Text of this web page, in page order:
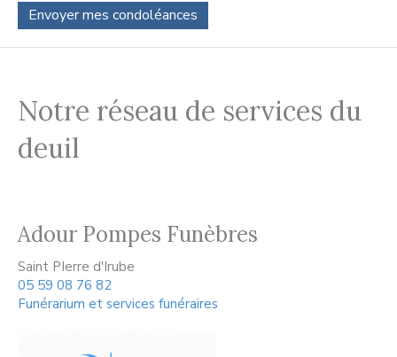
Notre réseau de services du
deuil
Adour Pompes Funèbres
Saint PIerre d'Irube
05 59 08 76 82
Funérarium et services funéraires